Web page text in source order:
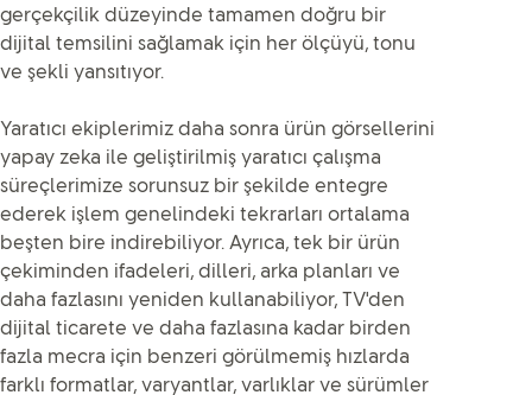
gerçekçilik düzeyinde tamamen doğru bir
dijital temsilini sağlamak için her ölçüyü, tonu
ve şekli yansıtıyor.
Yaratıcı ekiplerimiz daha sonra ürün görsellerini
yapay zeka ile geliştirilmiş yaratıcı çalışma
süreçlerimize sorunsuz bir şekilde entegre
ederek işlem genelindeki tekrarları ortalama
beşten bire indirebiliyor. Ayrıca, tek bir ürün
çekiminden ifadeleri, dilleri, arka planları ve
daha fazlasını yeniden kullanabiliyor, TV'den
dijital ticarete ve daha fazlasına kadar birden
fazla mecra için benzeri görülmemiş hızlarda
farklı formatlar, varyantlar, varlıklar ve sürümler